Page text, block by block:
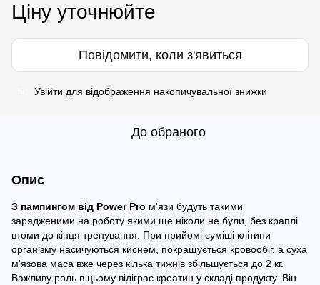
Ціну уточнюйте
Повідомити, коли з'явиться
Увійти для відображення накопичувальної знижки
До обраного
Опис
З пампингом від Power Pro м'язи будуть такими
зарядженими на роботу якими ще ніколи не були, без краплі
втоми до кінця тренування. При прийомі суміші клітини
організму насичуються киснем, покращується кровообіг, а суха
м'язова маса вже через кілька тижнів збільшується до 2 кг.
Важливу роль в цьому відіграє креатин у складі продукту. Він